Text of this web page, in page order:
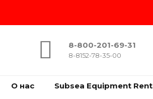
8-800-201-69-31
8-8152-78-35-00
О нас Subsea Equipment